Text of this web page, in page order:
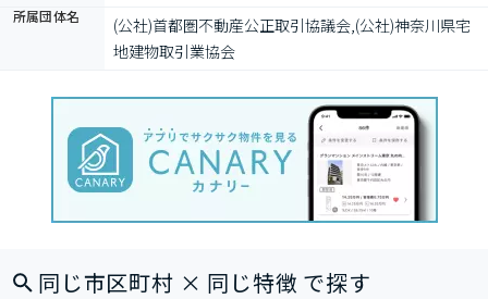
所属団体名
(公社)首都圏不動産公正取引協議会,(公社)神奈川県宅
地建物取引業協会
同じ市区町村 × 同じ特徴 で探す